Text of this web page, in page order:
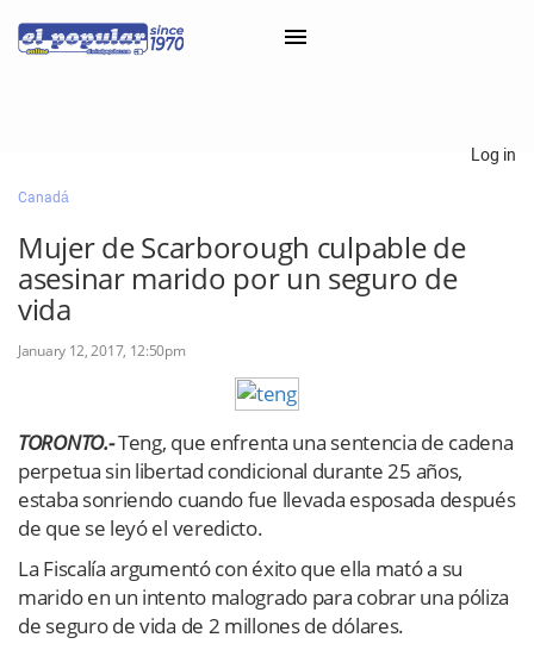
Classifieds
Categorías
Iniciar sesión con Clascal
Log in
Canadá
Mujer de Scarborough culpable de
asesinar marido por un seguro de
vida
January 12, 2017, 12:50pm
TORONTO.-Teng, que enfrenta una sentencia de cadena
perpetua sin libertad condicional durante 25 años,
estaba sonriendo cuando fue llevada esposada después
de que se leyó el veredicto.
La Fiscalía argumentó con éxito que ella mató a su
marido en un intento malogrado para cobrar una póliza
de seguro de vida de 2 millones de dólares.